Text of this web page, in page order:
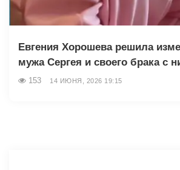
Евгения Хорошева решила
мужа Сергея и своего брака с
153 14 ИЮНЯ, 2026 19:15